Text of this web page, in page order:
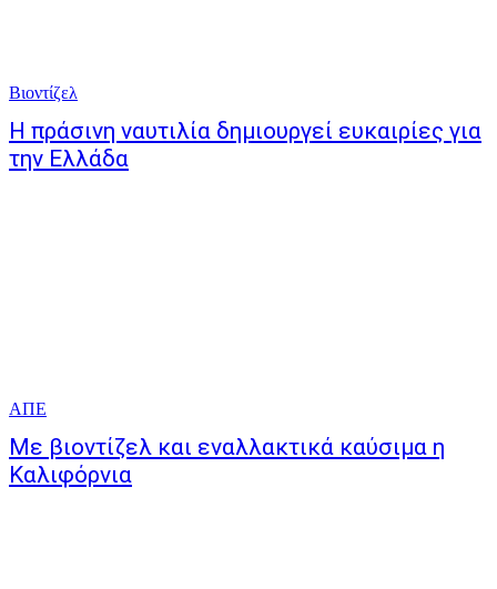
Βιοντίζελ
Η πράσινη ναυτιλία δημιουργεί ευκαιρίες για
την Ελλάδα
ΑΠΕ
Με βιοντίζελ και εναλλακτικά καύσιμα η
Καλιφόρνια